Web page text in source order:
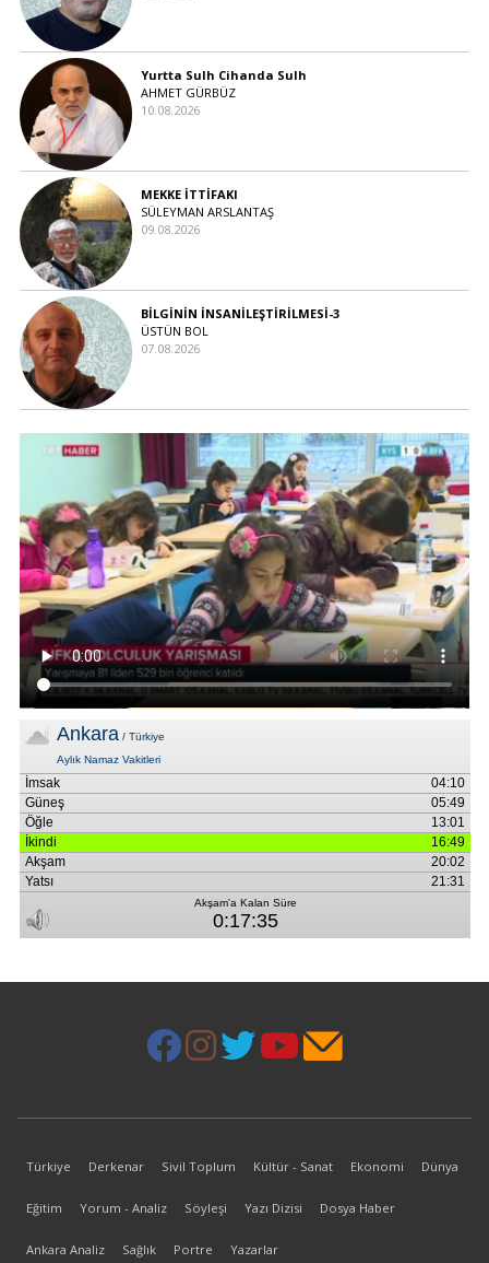
Yurtta Sulh Cihanda Sulh
AHMET GÜRBÜZ
10.08.2026
MEKKE İTTİFAKI
SÜLEYMAN ARSLANTAŞ
09.08.2026
BİLGİNİN İNSANİLEŞTİRİLMESİ-3
ÜSTÜN BOL
07.08.2026
Türkiye Derkenar Sivil Toplum Kültür - Sanat Ekonomi Dünya
Eğitim Yorum - Analiz Söyleşi Yazı Dizisi Dosya Haber
Ankara Analiz Sağlık Portre Yazarlar